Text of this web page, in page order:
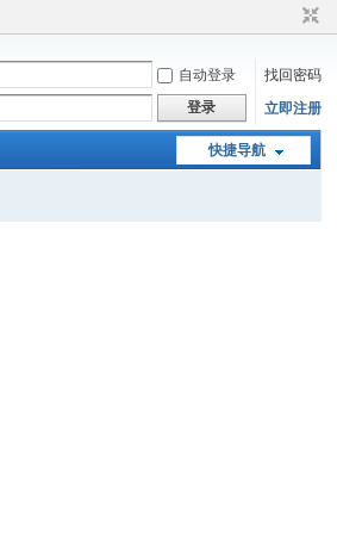
自动登录
找回密码
登录 立即注册
快捷导航